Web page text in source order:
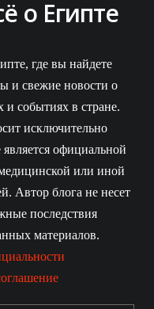
о Египте
где вы найдете
и свежие новости о
и событиях в стране.
исключительно
официальной
или иной
Автор блога не несет
последствия
материалов.